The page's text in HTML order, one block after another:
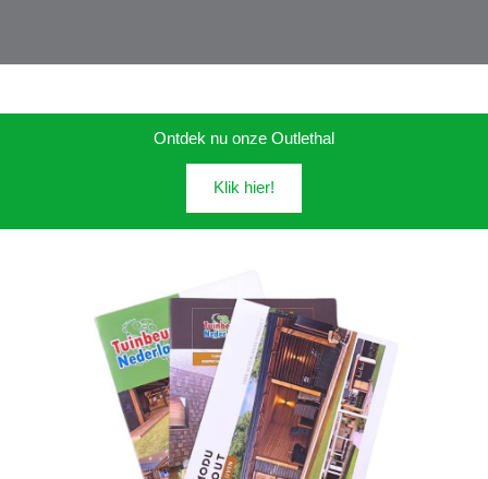
Ontdek nu onze Outlethal
Klik hier!